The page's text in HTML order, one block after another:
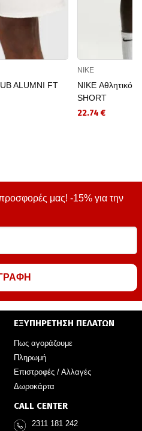
ALUMNI FT
NIKE
NIKE Αθλητικό
SHORT
22.74 €
μας! -15% για την
ΕΞΥΠΗΡΕΤΗΣΗ ΠΕΛΑΤΩΝ
Πως αγοράζουμε
Πληρωμή
Επιστροφές / Αλλαγές
Δωροκάρτα
CALL CENTER
2311 181 242